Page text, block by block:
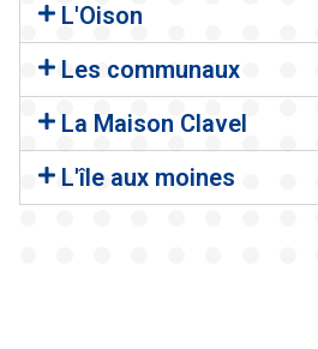
L'Oison
Les communaux
La Maison Clavel
L'île aux moines